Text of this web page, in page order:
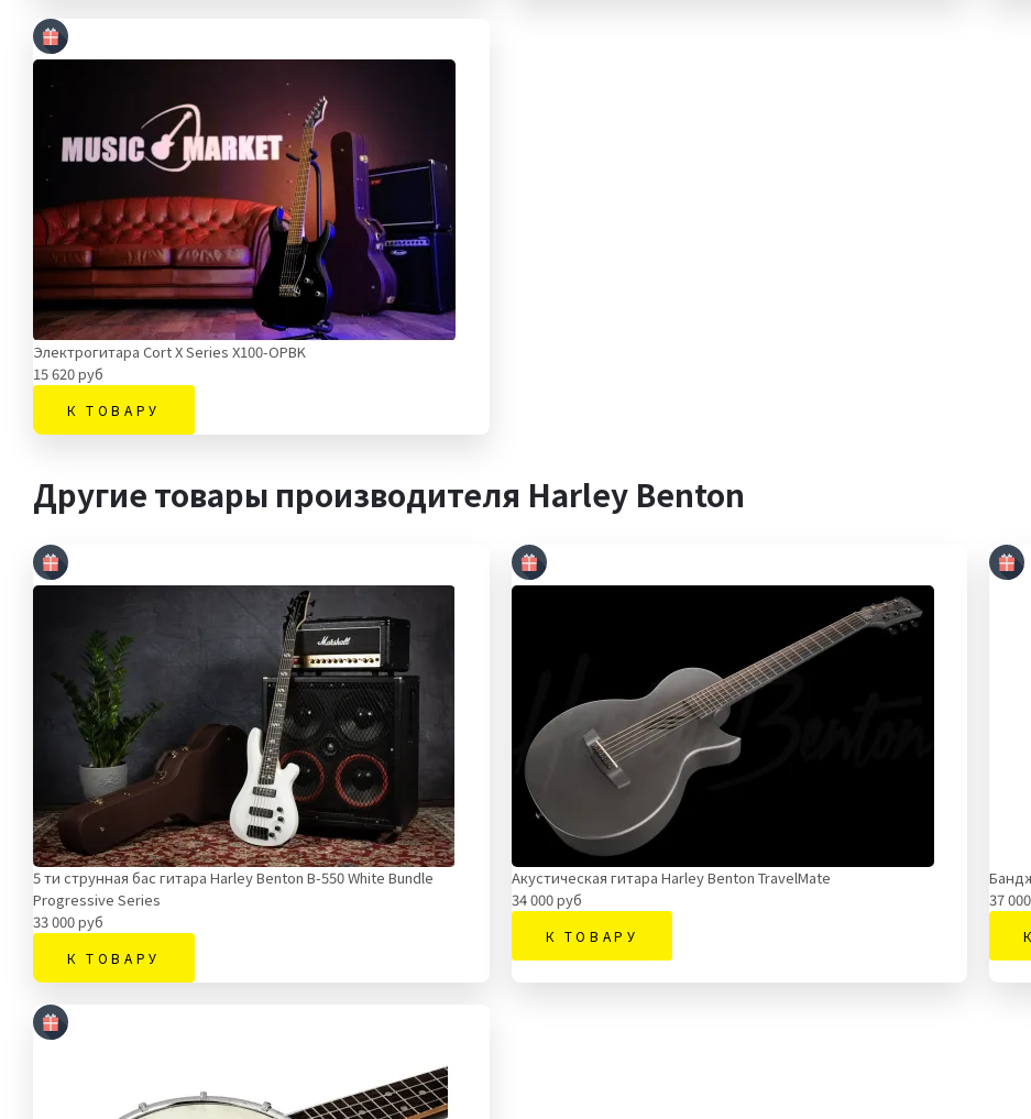
Электрогитара Cort X Series X100-OPBK
15 620 руб
К ТОВАРУ
Другие товары производителя Harley Benton
5 ти струнная бас гитара Harley Benton B-550 White Bundle
Progressive Series
33 000 руб
К ТОВАРУ
Акустическая гитара Harley Benton TravelMate
34 000 руб
К ТОВАРУ
37